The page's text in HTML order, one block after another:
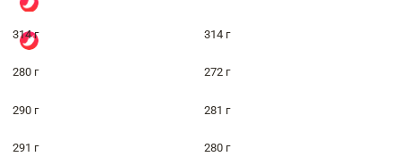
314 г 314 г
280 г 272 г
290 г 281 г
291 г 280 г